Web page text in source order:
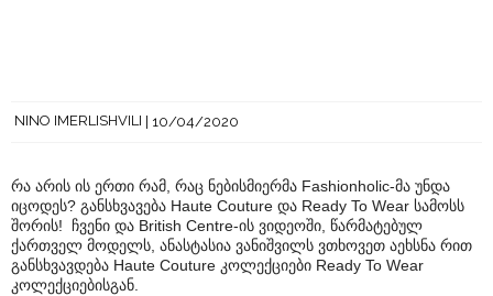
NINO IMERLISHVILI 10/04/2020
რა არის ის ერთი რამ, რაც ნებისმიერმა Fashionholic-მა უნდა
იცოდეს? განსხვავება Haute Couture და Ready To Wear სამოსს
შორის! ჩვენი და British Centre-ის ვიდეოში, წარმატებულ
ქართველ მოდელს, ანასტასია ვანიშვილს ვთხოვეთ აეხსნა რით
განსხვავდება Haute Couture კოლექციები Ready To Wear
კოლექციებისგან.